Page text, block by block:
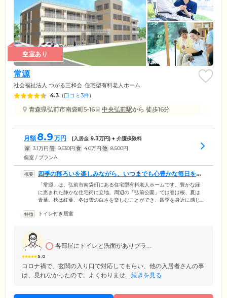
空室あり
常源
社会福祉法人 つがる三和会 住宅型有料老人ホーム
4.3 (口コミ3件)
青森県弘前市南袋町5-16 中央弘前駅から 徒歩16分
月額 8.9 万円 (入居金 9.3万円) + 介護保険料
家 3.1万円 管 9,530円 食 4.0万円 他 8,500円
個室 / プランA
四季の移ろいを楽しみながら、いつまでも心豊かな毎日をお
過ごしください
「常源」は、弘前市南袋町にある住宅型有料老人ホームです。豊かな緑
に恵まれた静かな住宅街に立地。周辺の「弘前公園」では春は桜、夏は
青葉、秋は紅葉、冬は雪の白さを楽しむことができ、四季を身近に感じ
計を採用。段差を排除し、随所に手すりを設けることで、車いすの方も
い。そのほか浴室には地域の温泉を引いており、心と体をリフレッシュ
トイレ付き居室
5.0
各部屋にトイレと洗面がありプラ...
コロナ禍で、玄関の入り口で対応してもらい、他の入居者さんの事
は、見れなかったので、よくわりませ... 続きを見る